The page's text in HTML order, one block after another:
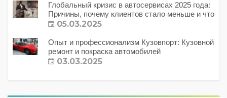
Глобальный кризис в автосервисах 2025 года:
Причины, почему клиентов стало меньше и что
с этим делать?
05.03.2025
Опыт и профессионализм Кузовпорт: Кузовной
ремонт и покраска автомобилей
03.03.2025